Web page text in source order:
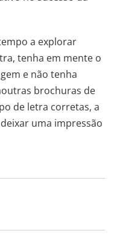
a explorar
tenha em mente o
e não tenha
brochuras de
de letra corretas, a
uma impressão